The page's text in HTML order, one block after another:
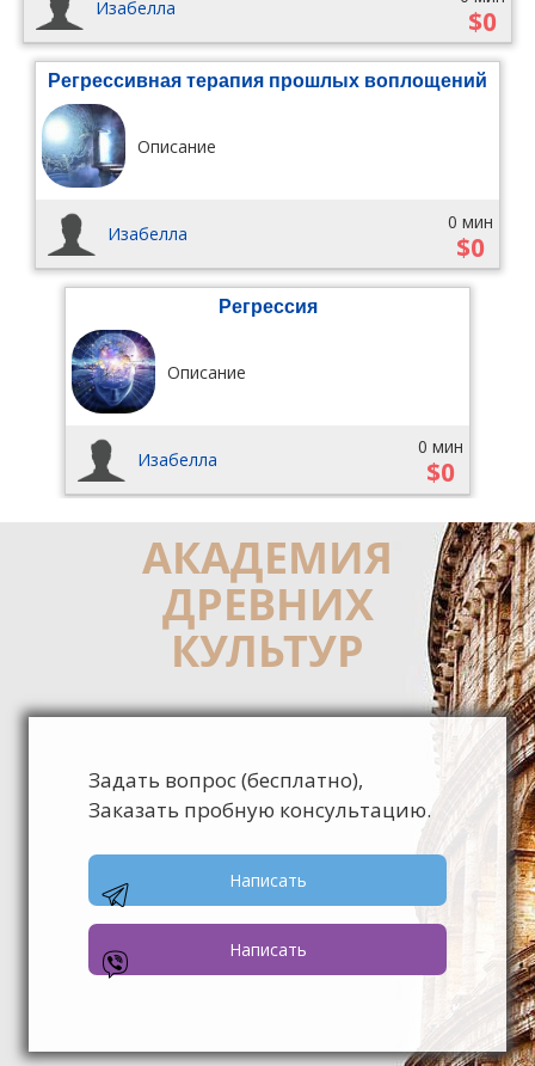
Изабелла $0
Регрессивная терапия прошлых воплощений
Описание
Изабелла
0 мин
$0
Регрессия
Описание
Изабелла
0 мин
$0
АКАДЕМИЯ
ДРЕВНИХ
КУЛЬТУР
Задать вопрос (бесплатно),
Заказать пробную консультацию.
Написать
Написать